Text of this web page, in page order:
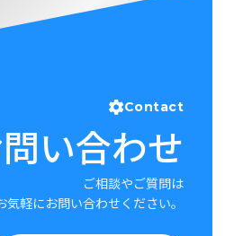
Contact
い合わせ
ご相談やご質問は
気軽にお問い合わせください。